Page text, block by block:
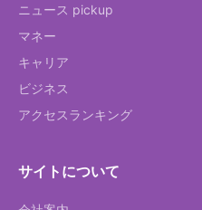
ニュース pickup
マネー
キャリア
ビジネス
アクセスランキング
サイトについて